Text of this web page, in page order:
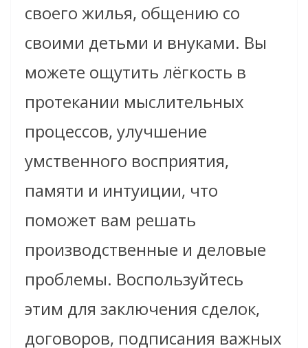
своего жилья, общению со
своими детьми и внуками. Вы
можете ощутить лёгкость в
протекании мыслительных
процессов, улучшение
умственного восприятия,
памяти и интуиции, что
поможет вам решать
производственные и деловые
проблемы. Воспользуйтесь
этим для заключения сделок,
договоров, подписания важных